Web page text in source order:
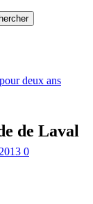
deux ans
de Laval
0